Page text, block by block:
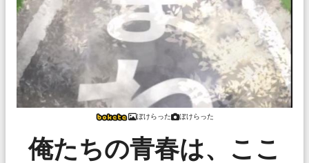
ぼけらった ぼけらった
俺たちの青春は、ここ